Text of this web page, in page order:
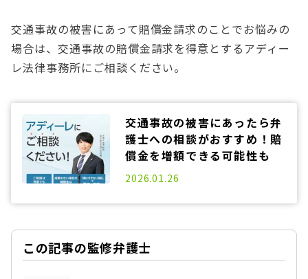
交通事故の被害にあって賠償金請求のことでお悩みの
場合は、交通事故の賠償金請求を得意とするアディー
レ法律事務所にご相談ください。
交通事故の被害にあったら弁
護士への相談がおすすめ！賠
償金を増額できる可能性も
2025.06.20
2026.01.26
この記事の監修弁護士